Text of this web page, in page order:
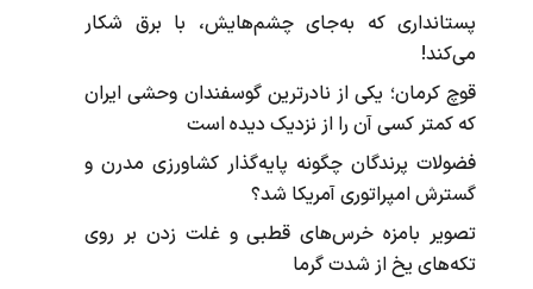
پستانداری که به‌جای چشم‌هایش، با برق شکار
می‌کند!
قوچ کرمان؛ یکی از نادرترین گوسفندان وحشی ایران
که کمتر کسی آن را از نزدیک دیده است
فضولات پرندگان چگونه پایه‌گذار کشاورزی مدرن و
گسترش امپراتوری آمریکا شد؟
تصویر بامزه خرس‌های قطبی و غلت زدن بر روی
تکه‌های یخ از شدت گرما